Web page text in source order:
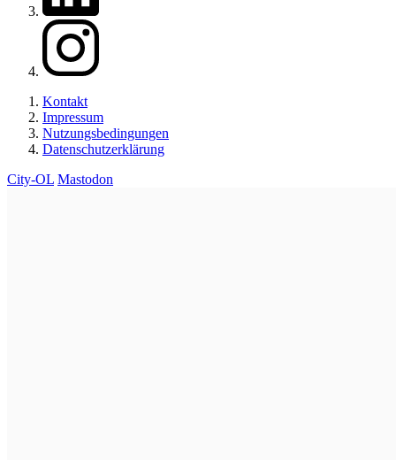
Zu unserem Instagram
Kontakt
Impressum
Nutzungsbedingungen
Datenschutzerklärung
City-OL Mastodon